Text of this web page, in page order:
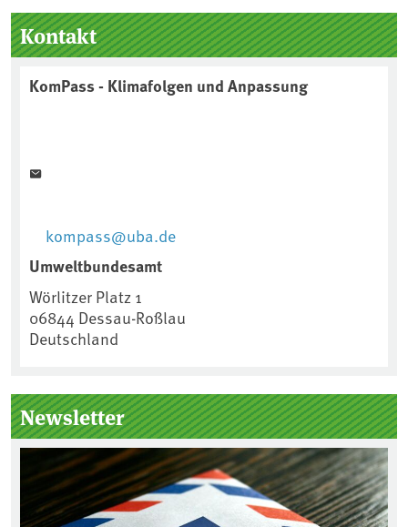
Seitenleiste
Kontakt
KomPass - Klimafolgen und Anpassung
kompass@uba.de
Umweltbundesamt
Wörlitzer Platz 1
06844 Dessau-Roßlau
Deutschland
Newsletter